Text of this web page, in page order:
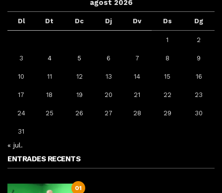
agost 2026
Dl Dt Dc Dj Dv Ds Dg
1 2
3 4 5 6 7 8 9
10 11 12 13 14 15 16
17 18 19 20 21 22 23
24 25 26 27 28 29 30
31
« jul.
ENTRADES RECENTS
01